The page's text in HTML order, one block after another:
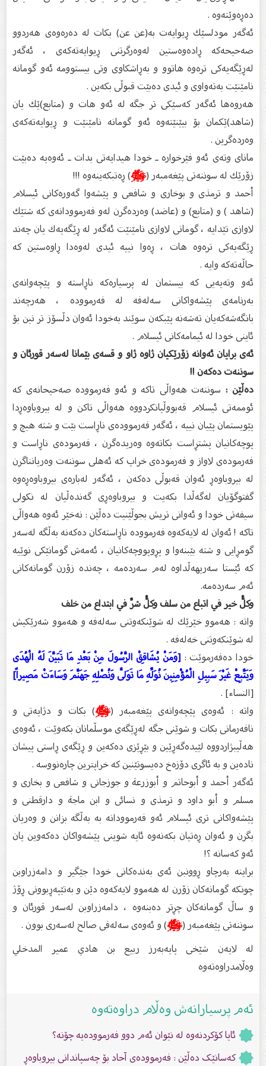
دەڕەوێتەوە .
ئەگەر مودلسێك ڕیوایەت بە(عن عن) بكات لە دەرەوەی هەردوو
صەحیحەكە ڕادەوەستین لەوەرگرتنی ڕیوایەتەكەی ، ئەگەر
لەڕێگەیەكی ترەوە هاتوو و بەڕاشكاوی وتی بیستوومە ئەو گومانە
نامێنێت بەتەواوی و ئیدی دەبێت قبوڵی بكەین .
هەروەها ئەگەر كەسێكی تر جگە لە ئەو هات و (متابع)ێك یان
(شاهد)ێكمان بۆ بیێنێتەوە ئەو گومانە نامێنێت و ڕیوایەتەكەی
وەردەگرین .
مانای وتەی ئەو فێرخوارە ـ خودا هیدایەتی بدات ـ ئەوەیە دەبێت
زۆرێك لە سوننەتی پێغەمبەر (ﷺ) ڕەتبكەینەوە !!!
أحمد و ترمذی و بوخاری و شافعی و پێشەوا گەورەكانی ئیسلام
(شاهد ) و (متابع) و (عاضد) وەردەگرن لەو فەرموودانەی كە شتێك
لاوازی تێدایە ، گومانی لاوازی نامێنێت ئەگەر لە ڕێگەیەك یان چەند
ڕێگەیەكی ترەوە هات ، ڕەوا نییە ئیدی لەوەدا ڕاوەستین كە
حاڵەتەكە وایە .
ئەو وتەیەیی كە بیستمان لە پرسیارەكە ناڕاستە و پێچەوانەی
بەرنامەی پێشەواكانی سەلەفە لە فەرموودە ، هەرچەند
بانگەشەكەیان تەشەنە پێبكەن سوێند بەخودا ئەوان دڵسۆز تر نین بۆ
ئاینی خودا لە ئیمامەكانی ئیسلام .
ئەی برایان ئەوانە زۆرێكیان ژاوە ژاو و قسەی بێمانا لەسەر قورئان و
سوننەت دەكەن !!
دەڵێن :سوننەت هەواڵی تاكە و ئەو فەرموودە صەحیحانەی كە
ئوممەتی ئیسلام قەبووڵیانكردووە هەواڵی تاكن و لە بیروباوەڕدا
پێویستمان پێیان نییە ، ئەگەر فەرموودەی ناڕاست بێت و شتە هیچ و
پوچەكانیان پشتڕاست بكاتەوە وەریدەگرن ، فەرمودەی ناڕاست و
فەرمودەی لاواز و فەرمودەی خراپ كە ئەهلی سوننەت وەریانناگرن
لە بیروباوەڕ ئەوان قەبوڵی دەكەن ، ئەگەر لەبارەی بیروباوەڕەوە
گفتوگۆیان لەگەڵدا بكەیت و بیروباوەڕی گەندەڵیان لە نكولی
سیفەتی خودا و ئەوانی تریش بجوڵێنیت دەڵێن : نەخێر ئەوە هەواڵی
تاكە ! ئەوان لە لایەكەوە فەرموودە ناڕاستەكان دەكەنە بەڵگە لەسەر
گومڕایی و شتە بێبنەوا و پڕوپووچەكانیان ، ئەمەش گومانێكی نوێیە
كە ئێستا سەریهەڵداوە لەم سەردەمە ، چەندە زۆرن گومانەكانی
ئەم سەردەمە.
وكلُّ خير في اتباع من سلف وكلُّ شرِّ في ابتداع من خلف
واتە : هەموو خێرێك لە شوێنكەوتنی سەلەفە و هەموو شەرێكیش
لە شوێنكەوتنی خەلەفە .
خودا دەفەرموێت :[وَمَنْ يُشَاقِقْ الرَّسُولَ مِنْ بَعْدِ مَا تَبَيَّنَ لَهُ الْهُدَى
وَيَتَّبِعْ غَيْرَ سَبِيلِ الْمُؤْمِنِينَ نُوَلِّهِ مَا تَوَلَّى وَنُصْلِهِ جَهَنَّمَ وَسَاءَتْ مَصِيراً]
[النساء] .
واتە : ئەوەی پێچەوانەی پێغەمبەر ( ﷺ) بكات و دژایەتی و
نافەرمانی بكات و شوێنی جگە لەڕێگەی موسڵمانان بكەوێت ، ئەوەی
هەڵیبژاردووە لێیدەگەڕێین و بێڕێزی دەكەین و ڕێگەی ڕاستی پیشان
نادەین و بە ئاگری دۆزەخ دەیسوتێنین كە خراپترین چارەنووسە .
ئەگەر أحمد و أبوحاتم و أبوزرعة و جوزجانى و شافعى و بخارى و
مسلم و أبو داود و ترمذى و نسائى و ابن ماجة و دارقطنى و
پێشەواكانی تری ئیسلام ئەو فەرموودانە بە بەڵگە بزانن و وەریان
بگرن و ئەوان ڕەتیان بكەنەوە ئایە شوینی پێشەواكان دەكەوین یان
ئەو كەسانە ؟!
براینە بەرچاو ڕوونبن ئەی بەندەكانی خودا جێگیر و دامەزراوبن
چونكە گومانەكان زۆرن لە هەموو لایەكەوە دێن و بەتێپەڕبوونی ڕۆژ
و ساڵ گومانەكان چڕتر دەبنەوە ، دامەزراوبن لەسەر قورئان و
سوننەتی پێغەمبەر (ﷺ) و ئەوەی سەلەفی صالح لەسەری بوون .
لە لایەن شێخی پایەبەرز ربيع بن هادي عمير المدخلي
وەڵامدراوەتەوە
ئەم پرسیارانەش وەڵام دراوەتەوە
ئایا كۆكردنەوە لە نێوان ئەم دوو فەرموودەیە چۆنە؟
کەسانێک دەڵێن : فەرموودەی آحاد بۆ چەسپاندانی بیروباوەڕ